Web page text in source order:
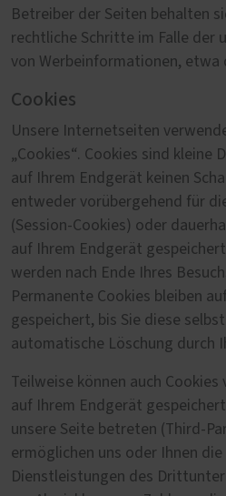
Betreiber der Seiten behalten
rechtliche Schritte im Falle der
von Werbeinformationen, etwa
Cookies
Unsere Internetseiten
„Cookies“. Cookies sind kleine
auf Ihrem Endgerät keinen
entweder vorübergehend für
(Session-Cookies) oder
auf Ihrem Endgerät
werden nach Ende Ihres
Permanente Cookies bleiben
gespeichert, bis Sie diese
automatische Löschung durch
Teilweise können auch
auf Ihrem Endgerät
unsere Seite betreten (Third-
ermöglichen uns oder Ihnen
Dienstleistungen des